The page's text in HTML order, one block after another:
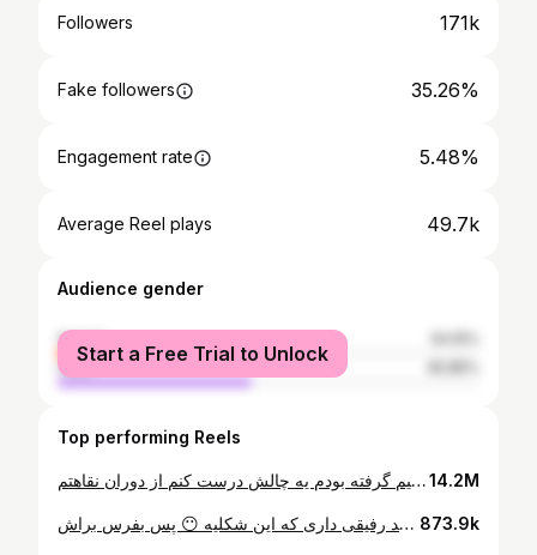
Followers 171k
Fake followers 35.26%
Engagement rate 5.48%
Average Reel plays 49.7k
Audience gender
female
male
Start a Free Trial to Unlock
Top performing Reels
داستان ازینجا شروع شد که من تپل شده بودم و میخواستم صورت لاغر تری داشته باشم 🙂 دو تا راه حل تو ذهنم بود راه اول : باشگاه و رژیم راه دوم عمل بوکال متاسفانه مسیر راحت دوم رو انتخاب کردم و بدون تحقیق جایی اینکارو انجام دادم که کلی تبلیغشونو دیده بودم 🙃 ازونجایی که فکر میکردم خیلی زود خوب میشم و صورتم خیلی لاغر میشه تصمیم گرفته بودم یه چالش درست کنم از دوران نقاهتم 🥹 اما هیچی خوب پیش نرفت بدلیل مشاوره های غلط بعد از عمل صورت من خونریزی و عفونت کرد و تقریبا یکماه هر روز بدتر و بدتر شدم 🥹 در نهایت هم دوباره عمل کردم و یک هفته روزی سه بار پنی سیلین قوی میزدم در حدی که پوست لبم کامل کنده میشد 😭 دیگه نا امید شده بودم و اصلا فکر نمیکردم درسته بشه ولی خدا بهم نگاه کرد و نجاتم داد😞 دردسر های خیلی بیشتری داشتم مثل قفل شدن فکم که مجبور شدم فیزیوتراپی فک و صورت برم اما دیگ سرتونو درد نیارم😩 چون خیلی سوال میپرسیدین در رابطه با این موضوع کامل توضیح دادم 😍 و خواستم بگم خیلی مواظب خودتونو صورت قشنگتون باشین 😍هرجایی خدمات زیباییتونو انجام ندین😞 چون تو همین ویدئو هم میتونسیت اخرش هیچی درست نشه😫😘14.2M
بامزه ترین فکتی که راجب دخترا وجود داره🙃😅 اگر خودتم اینجوری نباشی صددرصد رفیقی داری که این شکلیه 😶 پس بفرس براش 😂🩷 873.9k